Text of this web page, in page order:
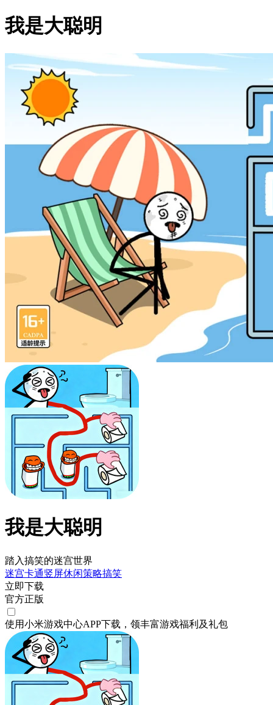
我是大聪明
我是大聪明
踏入搞笑的迷宫世界
迷宫卡通竖屏休闲策略搞笑
立即下载
官方正版
使用小米游戏中心APP下载 ，领丰富游戏福利 及礼包